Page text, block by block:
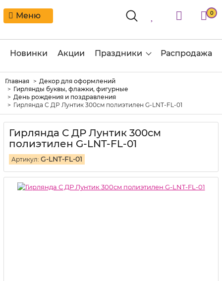
Меню 0
Новинки Акции Праздники Распродажа
Главная
Декор для оформлений
Гирлянды буквы, флажки, фигурные
День рождения и поздравления
Гирлянда С ДР Лунтик 300см полиэтилен G-LNT-FL-01
Гирлянда С ДР Лунтик 300см
полиэтилен G-LNT-FL-01
Артикул: G-LNT-FL-01